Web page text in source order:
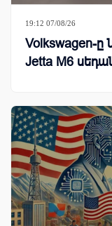
19:12 07/08/26
Volkswagen-ը
Jetta M6